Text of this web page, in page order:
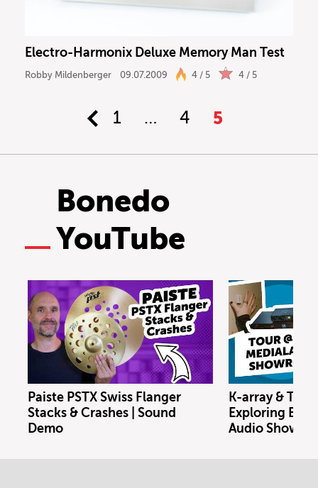
Electro-Harmonix Deluxe Memory Man Test
Robby Mildenberger 09.07.2009 4 / 5 4 / 5
1 … 4 5
Bonedo
YouTube
Paiste PSTX Swiss Flanger
Stacks & Crashes | Sound
Demo
K-array &
Exploring
Audio